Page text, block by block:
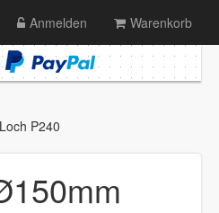
Anmelden Warenkorb
P240